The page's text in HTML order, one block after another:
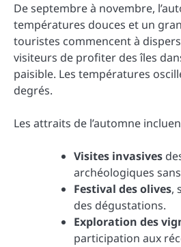
De septembre à novembre,
températures douces et un
touristes commencent à
visiteurs de profiter des îles
paisible. Les températures
degrés.
Les attraits de l’automne
Visites invasives
archéologiques
Festival des olives,
des dégustations.
Exploration des
participation aux